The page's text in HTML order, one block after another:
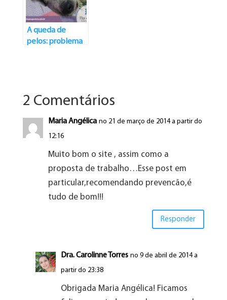
A queda de
pelos: problema
2 Comentários
Maria Angélica no 21 de março de 2014 a partir do
12:16
Muito bom o site , assim como a
proposta de trabalho…Esse post em
particular,recomendando prevencão,é
tudo de bom!!!
Responder
Dra. Carolinne Torres no 9 de abril de 2014 a
partir do 23:38
Obrigada Maria Angélica! Ficamos